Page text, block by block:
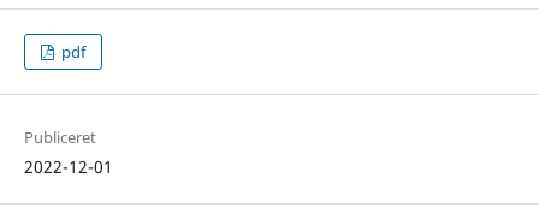
pdf
Publiceret
2022-12-01